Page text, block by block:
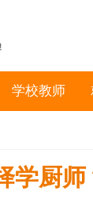
学校教师
学厨师